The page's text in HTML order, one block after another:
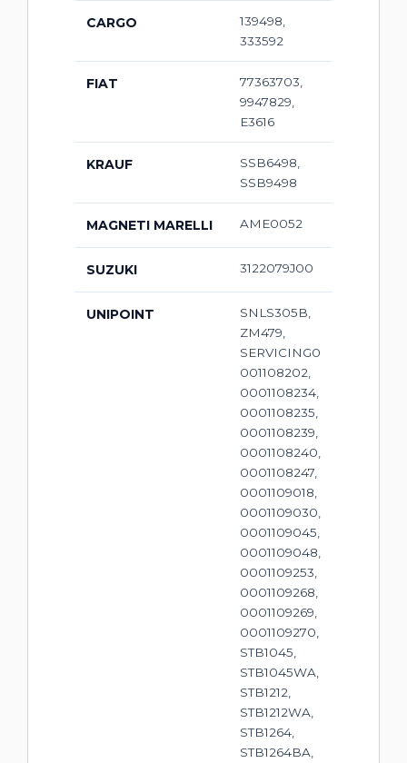
CARGO
139498,
333592
FIAT
77363703,
9947829,
E3616
KRAUF
SSB6498,
SSB9498
MAGNETI MARELLI AME0052
SUZUKI 3122079J00
UNIPOINT
SNLS305B,
ZM479,
SERVICING0
001108202,
0001108234,
0001108235,
0001108239,
0001108240,
0001108247,
0001109018,
0001109030,
0001109045,
0001109048,
0001109253,
0001109268,
0001109269,
0001109270,
STB1045,
STB1045WA,
STB1212,
STB1212WA,
STB1264,
STB1264BA,